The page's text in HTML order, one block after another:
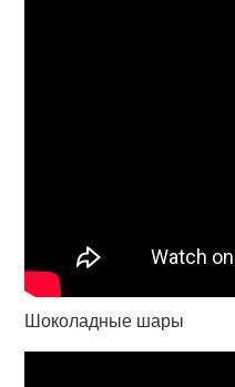
Шоколадные шары